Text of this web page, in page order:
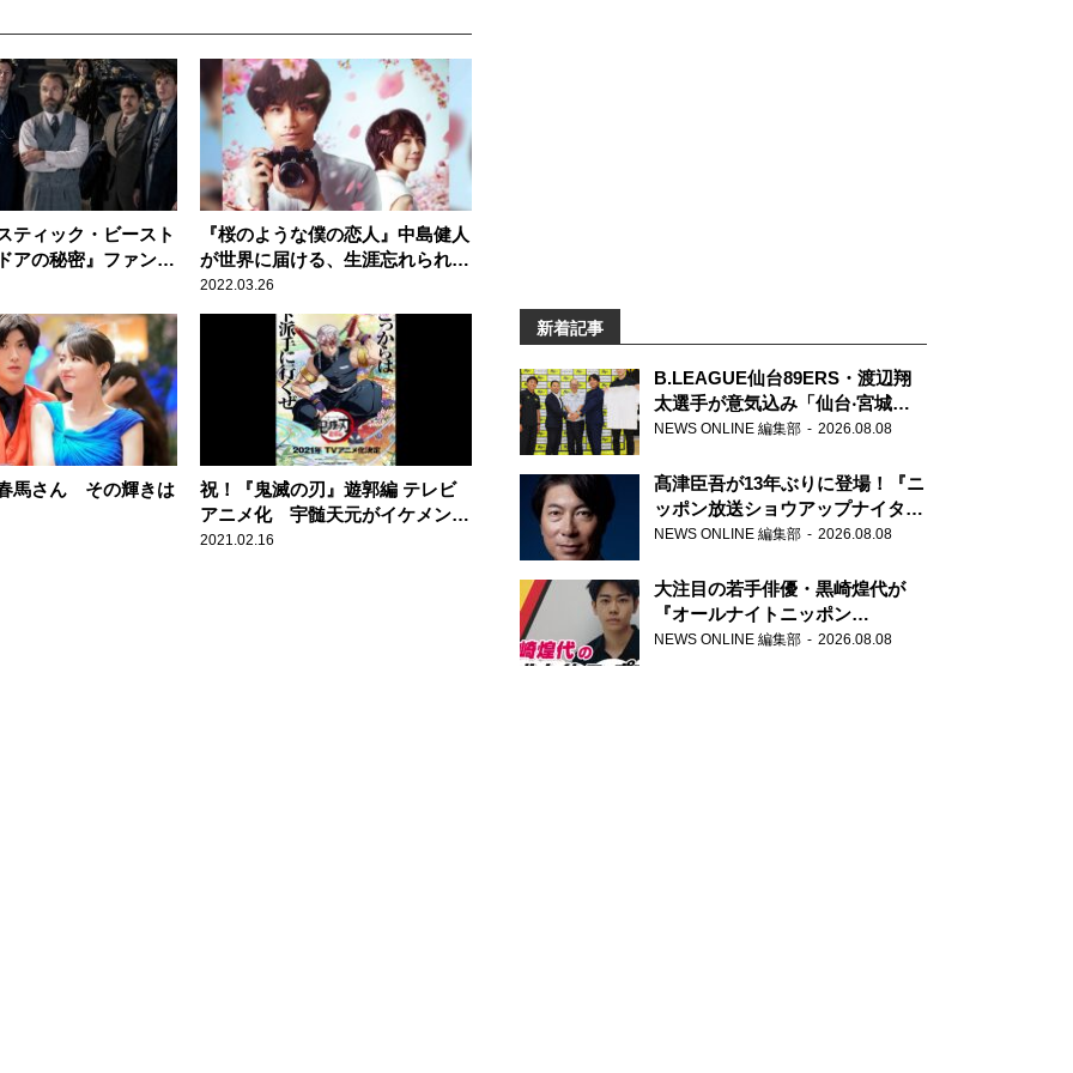
ティック・ビースト
アの秘密』ファンタ
待望の最新作！
『桜のような僕の恋人』中島健人
が世界に届ける、生涯忘れられな
い恋
2022.03.26
馬さん その輝きは
祝！『鬼滅の刃』遊郭編 テレビ
アニメ化 宇髄天元がイケメンす
ぎる！！
2021.02.16
新着記事
B.LEAGUE仙台89ERS・渡辺翔
太選手が意気込み「仙台‧宮城を
さらに盛り上げていきたいです」
NEWS ONLINE 編集部 2026.08.08
髙津臣吾が13年ぶりに登場！『ニ
ッポン放送ショウアップナイタ
ー』
NEWS ONLINE 編集部 2026.08.08
大注目の若手俳優・黒崎煌代が
『オールナイトニッポン
0(ZERO)』に初登場「今からとて
NEWS ONLINE 編集部 2026.08.08